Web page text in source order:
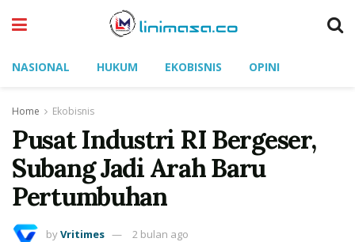
NASIONAL HUKUM EKOBISNIS OPINI
Home Ekobisnis
Pusat Industri RI Bergeser,
Subang Jadi Arah Baru
Pertumbuhan
byVritimes 2 bulan ago